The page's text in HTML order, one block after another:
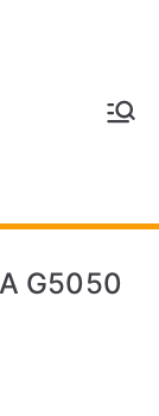
V
C
Inform
Telefo
Vignol
G5050